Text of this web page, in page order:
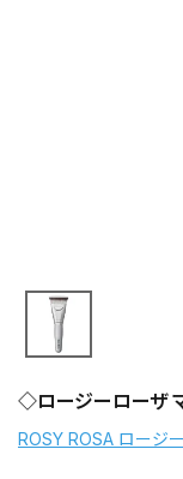
◇ロージーローザ
ROSY ROSA ロージ